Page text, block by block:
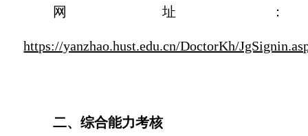
网址：
https://yanzhao.hust.edu.cn/DoctorKh/
二、综合能力考核